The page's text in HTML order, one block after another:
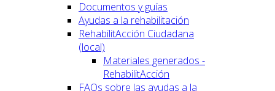
Documentos y guías
Ayudas a la rehabilitación
RehabilitAcción Ciudadana
(local)
Materiales generados -
RehabilitAcción
FAQs sobre las ayudas a la